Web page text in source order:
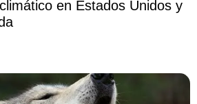
en Estados Unidos y